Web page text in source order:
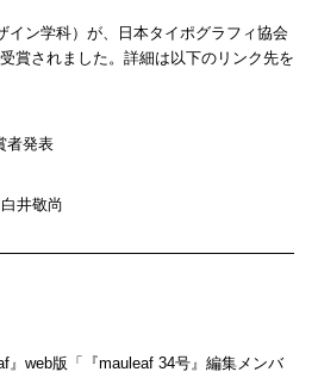
イン学科）が、日本タイポグラフィ協会
賞されました。詳細は以下のリンク先を
者発表
井敬尚
』web版「『mauleaf 34号』編集メンバ